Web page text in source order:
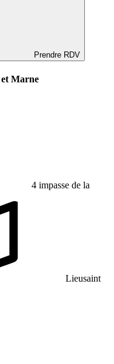
Prendre RDV
et Marne
4 impasse de la
Lieusaint